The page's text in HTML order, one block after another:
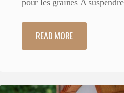
pour les graines A suspendre
READ MORE"141
8"